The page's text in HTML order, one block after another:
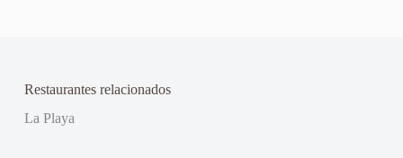
Restaurantes relacionados
La Playa